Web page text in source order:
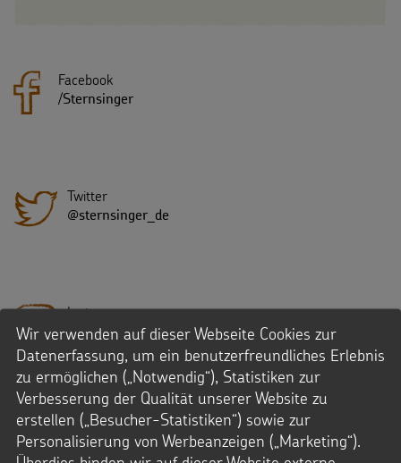
Facebook
/Sternsinger
Twitter
@sternsinger_de
Instagram
/Sternsinger
Youtube
SternsingerVideo
Wir verwenden auf dieser Webseite Cookies zur
Datenerfassung, um ein benutzerfreundliches Erlebnis
zu ermöglichen („Notwendig“), Statistiken zur
Verbesserung der Qualität unserer Website zu
erstellen („Besucher-Statistiken“) sowie zur
Personalisierung von Werbeanzeigen („Marketing“).